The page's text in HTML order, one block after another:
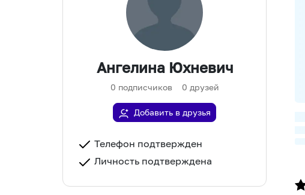
Ангелина Юхневич
0 подписчиков 0 друзей
Добавить в друзья
Телефон подтвержден
Личность подтверждена